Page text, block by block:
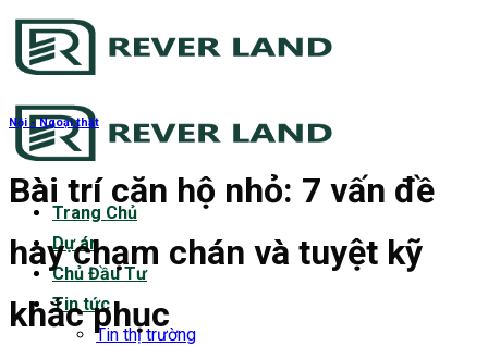
Bỏ
qua
dung
Trang Chủ
Dự án
Chủ Đầu Tư
Tin tức
Tin thị trường
Nội - Ngoại thất
Bài trí căn hộ nhỏ: 7 vấn đề
hay chạm chán và tuyệt kỹ
khắc phục